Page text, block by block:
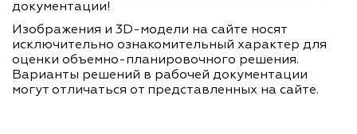
документации!
Изображения и 3D-модели на сайте носят
исключительно ознакомительный характер для
оценки объемно-планировочного решения.
Варианты решений в рабочей документации
могут отличаться от представленных на сайте.